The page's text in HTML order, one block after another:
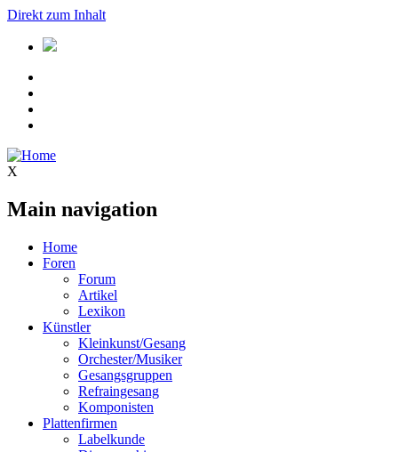
Direkt zum Inhalt
X
Main navigation
Home
Foren
Forum
Artikel
Lexikon
Künstler
Kleinkunst/Gesang
Orchester/Musiker
Gesangsgruppen
Refraingesang
Komponisten
Plattenfirmen
Labelkunde